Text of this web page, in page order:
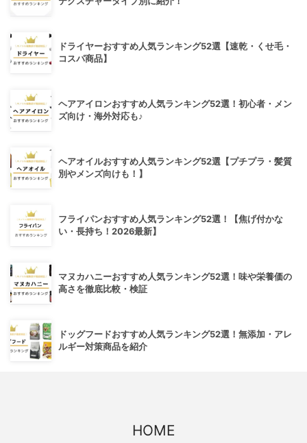
ドライヤーおすすめ人気ランキング52選【速乾・くせ毛・
コスパ商品】
ヘアアイロンおすすめ人気ランキング52選！初心者・メン
ズ向け・海外対応も♪
ヘアオイルおすすめ人気ランキング52選【プチプラ・髪質
別やメンズ向けも！】
フライパンおすすめ人気ランキング52選！【焦げ付かな
い・長持ち！2026最新】
マヌカハニーおすすめ人気ランキング52選！味や栄養価の
高さを徹底比較・検証
ドッグフードおすすめ人気ランキング52選！無添加・アレ
ルギー対策商品を紹介
HOME